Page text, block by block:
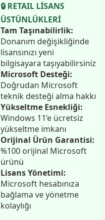
🔒 RETAIL LİSANS
ÜSTÜNLÜKLERİ
Tam Taşınabilirlik:
Donanım değişikliğinde
lisansınızı yeni
bilgisayara taşıyabilirsiniz
Microsoft Desteği:
Doğrudan Microsoft
teknik desteği alma hakkı
Yükseltme Esnekliği:
Windows 11’e ücretsiz
yükseltme imkanı
Orijinal Ürün Garantisi:
%100 orijinal Microsoft
ürünü
Lisans Yönetimi:
Microsoft hesabınıza
bağlama ve yönetme
kolaylığı